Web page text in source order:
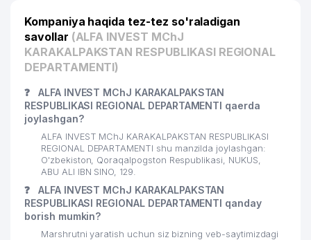
Kompaniya haqida tez-tez so'raladigan
savollar (ALFA INVEST MChJ
KARAKALPAKSTAN RESPUBLIKASI REGIONAL
DEPARTAMENTI)
❓
ALFA INVEST MChJ KARAKALPAKSTAN
RESPUBLIKASI REGIONAL DEPARTAMENTI qaerda
joylashgan?
ALFA INVEST MChJ KARAKALPAKSTAN RESPUBLIKASI
REGIONAL DEPARTAMENTI shu manzilda joylashgan:
O'zbekiston, Qoraqalpogston Respublikasi, NUKUS,
ABU ALI IBN SINO, 129.
❓
ALFA INVEST MChJ KARAKALPAKSTAN
RESPUBLIKASI REGIONAL DEPARTAMENTI qanday
borish mumkin?
Marshrutni yaratish uchun siz bizning veb-saytimizdagi